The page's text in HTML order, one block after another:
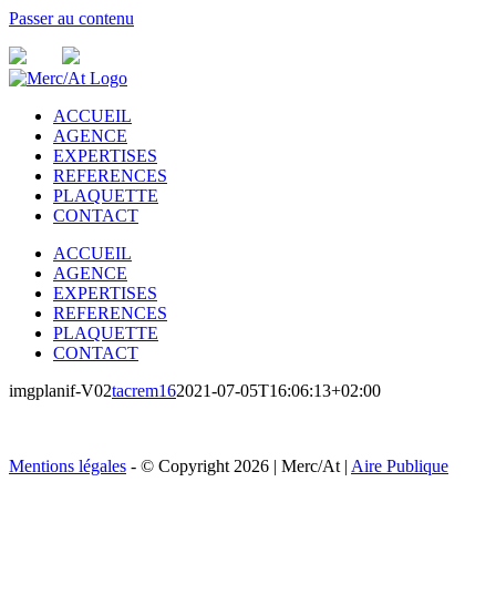
Passer au contenu
ACCUEIL
AGENCE
EXPERTISES
REFERENCES
PLAQUETTE
CONTACT
ACCUEIL
AGENCE
EXPERTISES
REFERENCES
PLAQUETTE
CONTACT
imgplanif-V02tacrem162021-07-05T16:06:13+02:00
Mentions légales - © Copyright 2026 | Merc/At | Aire Publique